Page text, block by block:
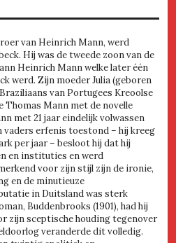
van Heinrich Mann, werd
Hij was de tweede zoon van de
Heinrich Mann welke later één
werd. Zijn moeder Julia (geboren
van Portugees Kreoolse
Thomas Mann met de novelle
met 21 jaar eindelijk volwassen
vaders erfenis toestond – hij kreeg
per jaar – besloot hij dat hij
en instituties en werd
voor zijn stijl zijn de ironie,
en de minutieuze
in Duitsland was sterk
Buddenbrooks (1901), had hij
zijn sceptische houding tegenover
veranderde dit volledig.